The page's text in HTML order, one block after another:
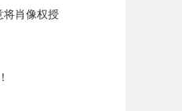
将肖像权授